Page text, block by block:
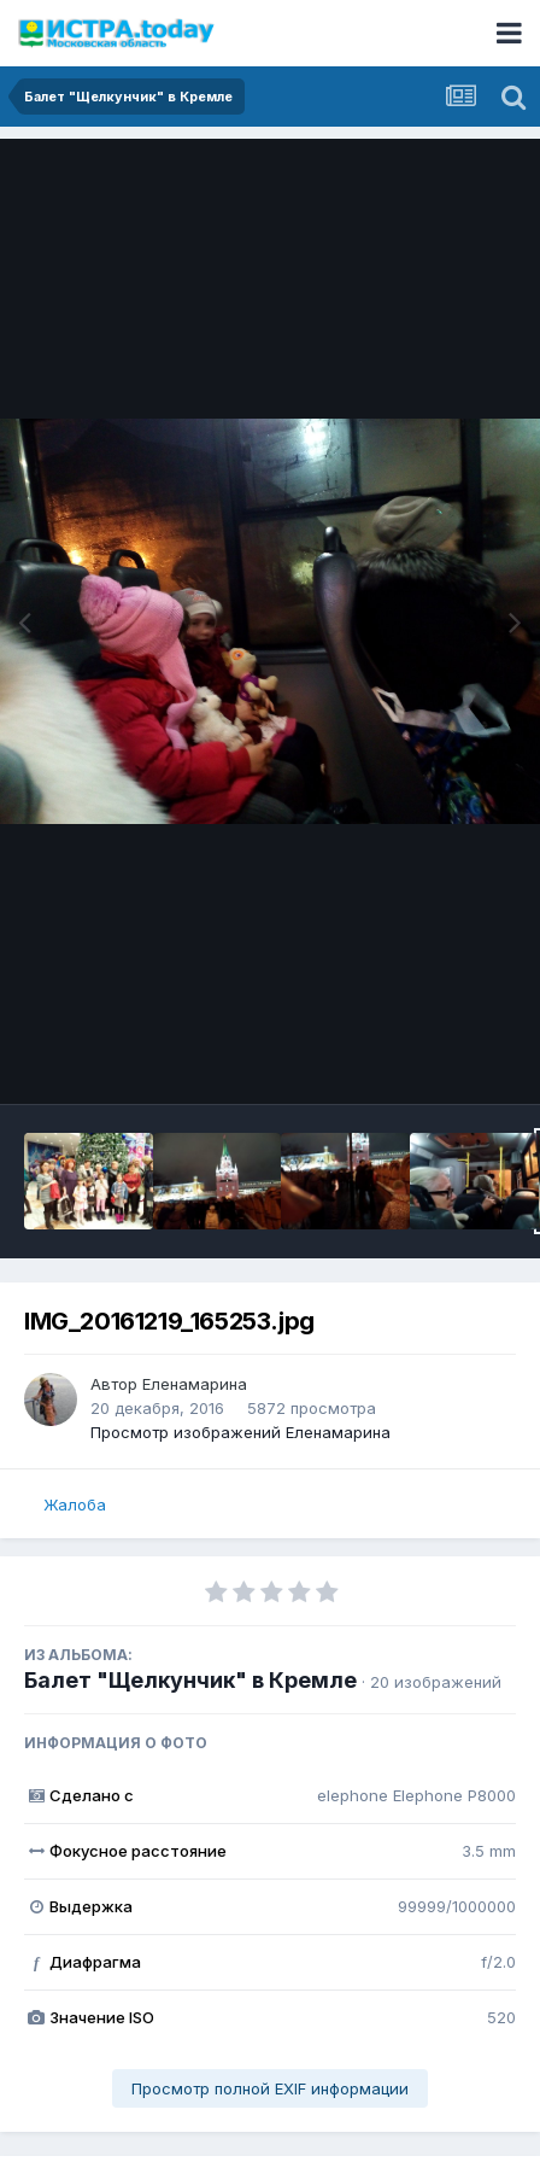
Балет "Щелкунчик" в Кремле
IMG_20161219_165253.jpg
Автор Еленамарина
20 декабря, 2016
5872 просмотра
Просмотр изображений Еленамарина
Жалоба
ИЗ АЛЬБОМА:
Балет "Щелкунчик" в Кремле · 20 изображений
ИНФОРМАЦИЯ О ФОТО
Сделано с elephone Elephone P8000
Фокусное расстояние 3.5 mm
Выдержка 99999/1000000
f Диафрагма f/2.0
Значение ISO 520
Просмотр полной EXIF информации